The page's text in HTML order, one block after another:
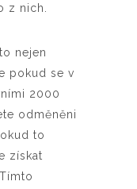
z nich.
nejen
pokud se v
2000
odměněni
to
získat